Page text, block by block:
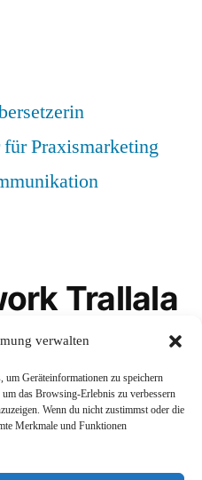
verwalten
Geräteinformationen zu speichern
das Browsing-Erlebnis zu verbessern
Wenn du nicht zustimmst oder die
Merkmale und Funktionen
Praxismarketing
Trallala